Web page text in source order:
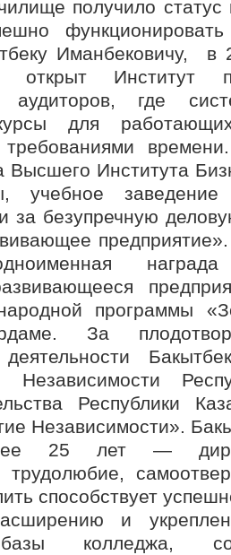
получило статус
Иманбековичу, в
Институт
аудиторов, где
для
требованиями
Института
учебное
за безупречную
программы
За
деятельности
Независимости
Республики
Независимости».
25 лет —
трудолюбие,
способствует
и
колледжа,